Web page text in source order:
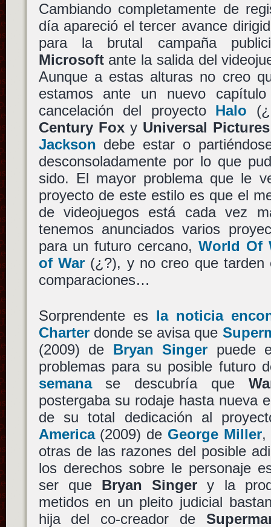
Cambiando completamente de
día apareció el tercer avance
para la brutal campaña
Microsoftante la salida del
Aunque a estas alturas no creo
estamos ante un nuevo
cancelación del proyecto Halo
Century Foxy Universal Pictures
Jackson debe estar o
desconsoladamente por lo que
sido. El mayor problema que le
proyecto de este estilo es que el
de videojuegos está cada vez
tenemos anunciados varios
para un futuro cercano,World Of
of War(¿?), y no creo que tarden
comparaciones…
Sorprendente es la noticia
Charterdonde se avisa que
(2009) de Bryan Singer puede
problemas para su posible futuro
semanase descubría que
postergaba su rodaje hasta nueva
de su total dedicación al
America(2009) de George Miller,
otras de las razones del posible
los derechos sobre le personaje
ser que Bryan Singer y la
metidos en un pleito judicial
hija del co-creador de